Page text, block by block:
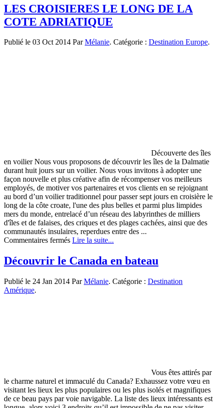
Of
the
Seas,
bateau
LES CROISIERES LE LONG DE LA
COTE ADRIATIQUE
Publié le 03 Oct 2014 ParMélanie. Catégorie : Destination Europe.
Découverte des îles
en voilier Nous vous proposons de découvrir les îles de la Dalmatie
durant huit jours sur un voilier. Nous vous invitons à adopter une
façon nouvelle et plus créative afin de récompenser vos meilleurs
employés, de motiver vos partenaires et vos clients en se rejoignant
au bord d’un voilier traditionnel pour passer sept jours en croisière le
long de la côte croate, l'une des plus belles et parmi plus limpides
mers du monde, entrelacé d’un réseau des labyrinthes de milliers
d'îles et de falaises, des criques et des plages cachées, ainsi que des
communautés insulaires, reperdues entre des ...
Commentaires ferméssur
CROISIERES
LE
DE
Lire la suite...
Découvrir le Canada en bateau
Publié le 24 Jan 2014 ParMélanie. Catégorie : Destination
Amérique.
Vous êtes attirés par
le charme naturel et immaculé du Canada? Exhaussez votre vœu en
visitant les lieux les plus populaires ou les plus isolés et magnifiques
de ce beau pays par voie navigable. La liste des lieux intéressants est